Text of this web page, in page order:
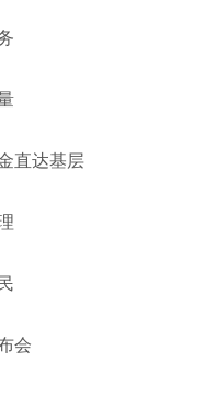
直达基层
会